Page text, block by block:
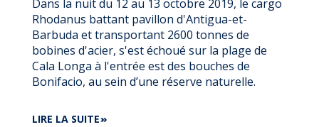
Dans la nuit du 12 au 13 octobre 2019, le cargo
Rhodanus battant pavillon d'Antigua-et-
Barbuda et transportant 2600 tonnes de
bobines d'acier, s'est échoué sur la plage de
Cala Longa à l'entrée est des bouches de
Bonifacio, au sein d’une réserve naturelle.
LIRE LA SUITEDE